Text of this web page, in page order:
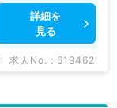
詳細を
見る
求人No. : 619462